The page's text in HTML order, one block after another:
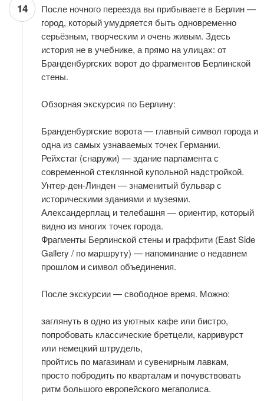
14
После ночного переезда вы прибываете в Берлин —
город, который умудряется быть одновременно
серьёзным, творческим и очень живым. Здесь
история не в учебнике, а прямо на улицах: от
Бранденбургских ворот до фрагментов Берлинской
стены.
Обзорная экскурсия по Берлину:
Бранденбургские ворота — главный символ города и
одна из самых узнаваемых точек Германии.
Рейхстаг (снаружи) — здание парламента с
современной стеклянной купольной надстройкой.
Унтер-ден-Линден — знаменитый бульвар с
историческими зданиями и музеями.
Александерплац и телебашня — ориентир, который
видно из многих точек города.
Фрагменты Берлинской стены и граффити (East Side
Gallery / по маршруту) — напоминание о недавнем
прошлом и символ объединения.
После экскурсии — свободное время. Можно:
заглянуть в одно из уютных кафе или бистро,
попробовать классические бретцели, карривурст
или немецкий штрудель,
пройтись по магазинам и сувенирным лавкам,
просто побродить по кварталам и почувствовать
ритм большого европейского мегаполиса.